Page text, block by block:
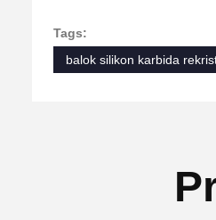
Tags:
balok silikon karbida